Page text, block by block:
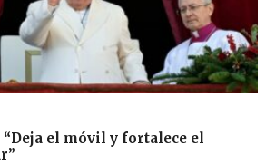
“Deja el móvil y fortalece el